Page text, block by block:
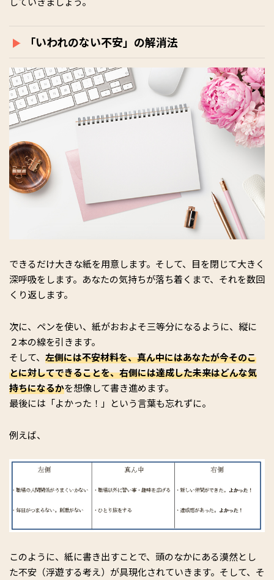
「いわれのない不安」の解消法
できるだけ大きな紙を用意します。そして、目を閉じて大きく
深呼吸をします。あなたの気持ちが落ち着くまで、それを数回
くり返します。
次に、ペンを使い、紙がおおよそ三等分になるように、縦に
２本の線を引きます。
そして、 左側には不安材料を、真ん中にはあなたが今そのこ
とに対してできることを、右側には達成した未来はどんな気
持ちになるかを想像して書き進めます。
最後には「よかった！」という言葉も忘れずに。
例えば、
このように、紙に書き出すことで、頭のなかにある漠然とし
た不安（浮遊する考え）が具現化されていきます。そして、そ